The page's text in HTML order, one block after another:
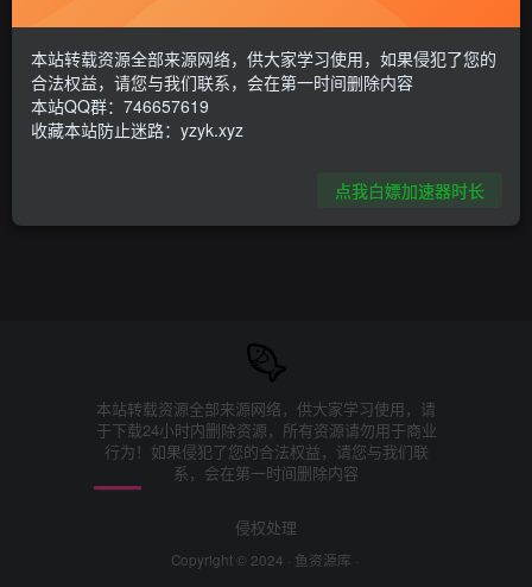
环境异常！请重新获取下载链接
本站转载资源全部来源网络，供大家学习使用，请
于下载24小时内删除资源，所有资源请勿用于商业
行为！如果侵犯了您的合法权益，请您与我们联
系，会在第一时间删除内容
侵权处理
Copyright © 2024 · 鱼资源库 ·
本站转载资源全部来源网络，供大家学习使用，如果侵犯了您的
合法权益，请您与我们联系，会在第一时间删除内容
本站QQ群：746657619
收藏本站防止迷路：yzyk.xyz
点我白嫖加速器时长